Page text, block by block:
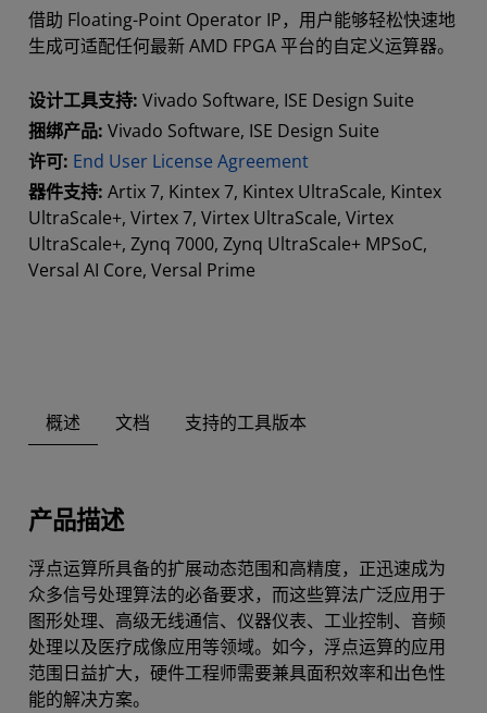
借助 Floating-Point Operator IP，用户能够轻松快速地
生成可适配任何最新 AMD FPGA 平台的自定义运算器。
设计工具支持: Vivado Software, ISE Design Suite
捆绑产品: Vivado Software, ISE Design Suite
许可: End User License Agreement
器件支持: Artix 7, Kintex 7, Kintex UltraScale, Kintex
UltraScale+, Virtex 7, Virtex UltraScale, Virtex
UltraScale+, Zynq 7000, Zynq UltraScale+ MPSoC,
Versal AI Core, Versal Prime
概述 文档 支持的工具版本
产品描述
浮点运算所具备的扩展动态范围和高精度，正迅速成为
众多信号处理算法的必备要求，而这些算法广泛应用于
图形处理、高级无线通信、仪器仪表、工业控制、音频
处理以及医疗成像应用等领域。如今，浮点运算的应用
范围日益扩大，硬件工程师需要兼具面积效率和出色性
能的解决方案。